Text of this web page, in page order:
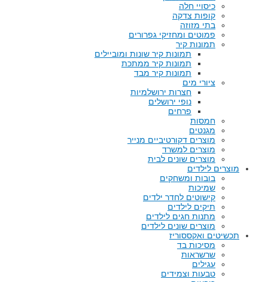
כיסויי חלה
קופות צדקה
בתי מזוזה
פמוטים ומחזיקי גפרורים
תמונות קיר
תמונות קיר שונות ומוביילים
תמונות קיר ממתכת
תמונות קיר מבד
ציורי מים
חצרות ירושלמיות
נופי ירושלים
פרחים
חמסות
מגנטים
מוצרים דקורטיביים מנייר
מוצרים למשרד
מוצרים שונים לבית
מוצרים לילדים
בובות ומשחקים
שמיכות
קישוטים לחדר ילדים
תיקים לילדים
מתנות חגים לילדים
מוצרים שונים לילדים
תכשיטים ואקססוריז
מסיכות בד
שרשראות
עגילים
טבעות וצמידים